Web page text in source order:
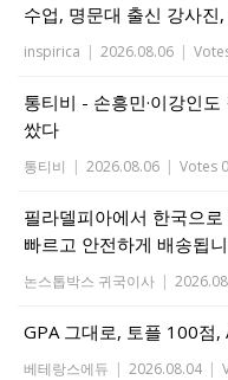
수업, 명문대 출신 강사진
inspirica | 2026.08.06 |
통티비 - 손흥민·이강인도
쌌다
통티비 | 2026.08.06 | Votes 0
필라델피아에서 한국으
빠르고 안전하게 배송됩
논스톱박스 귀국이사 |
GPA 그대로, 토플 100점
베테랑스에듀 | 2026.08.04 |